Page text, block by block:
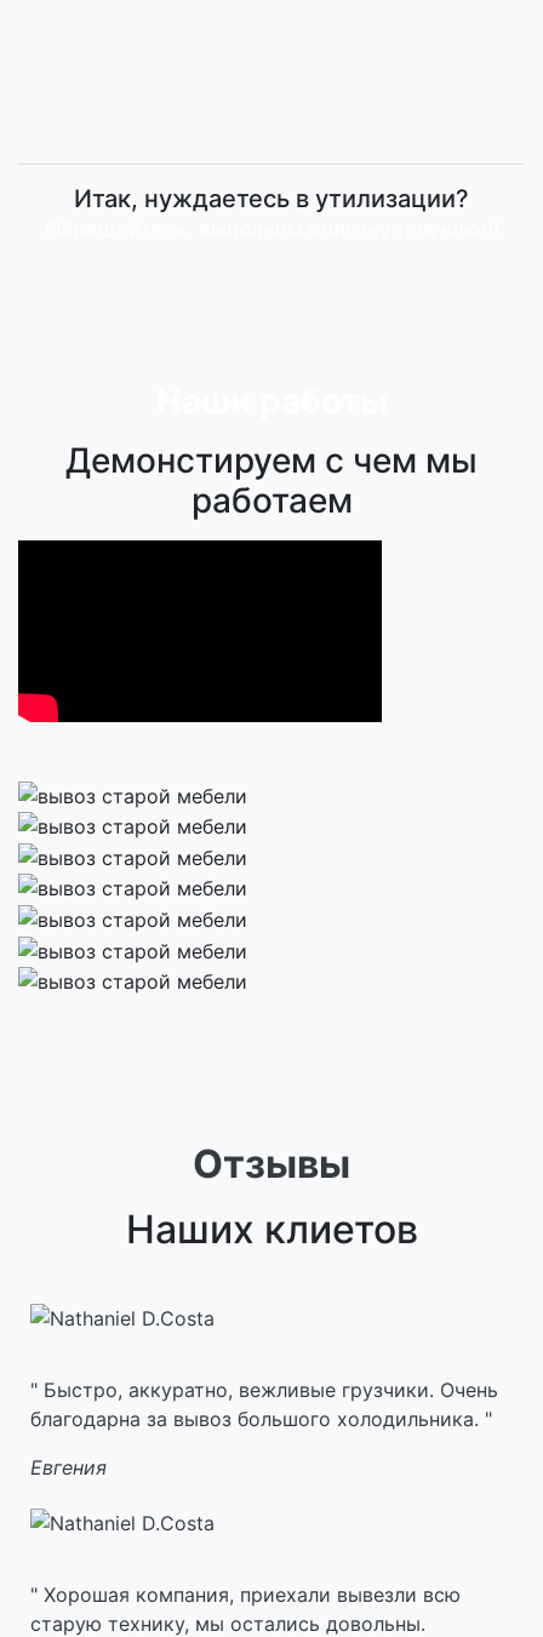
Итак, нуждаетесь в утилизации?
Демонстируем с чем мы
работаем
Отзывы
Наших клиетов
Быстро, аккуратно, вежливые грузчики. Очень
благодарна за вывоз большого холодильника.
Евгения
Хорошая компания, приехали вывезли всю
старую технику, мы остались довольны.